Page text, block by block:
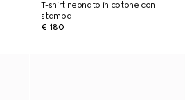
T-shirt neonato in cotone con
stampa
€ 180